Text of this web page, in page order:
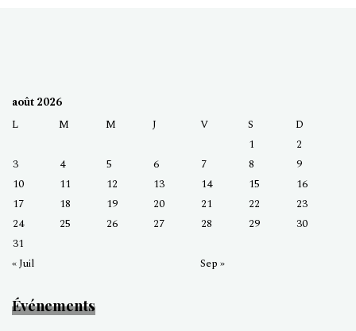
août 2026
L
M M J V S
D
1
2
3
4 5 6 7 8
9
10
11 12 13 14 15
16
17
18 19 20 21 22
23
24
25 26 27 28 29
30
31
« Juil
Sep »
Événements